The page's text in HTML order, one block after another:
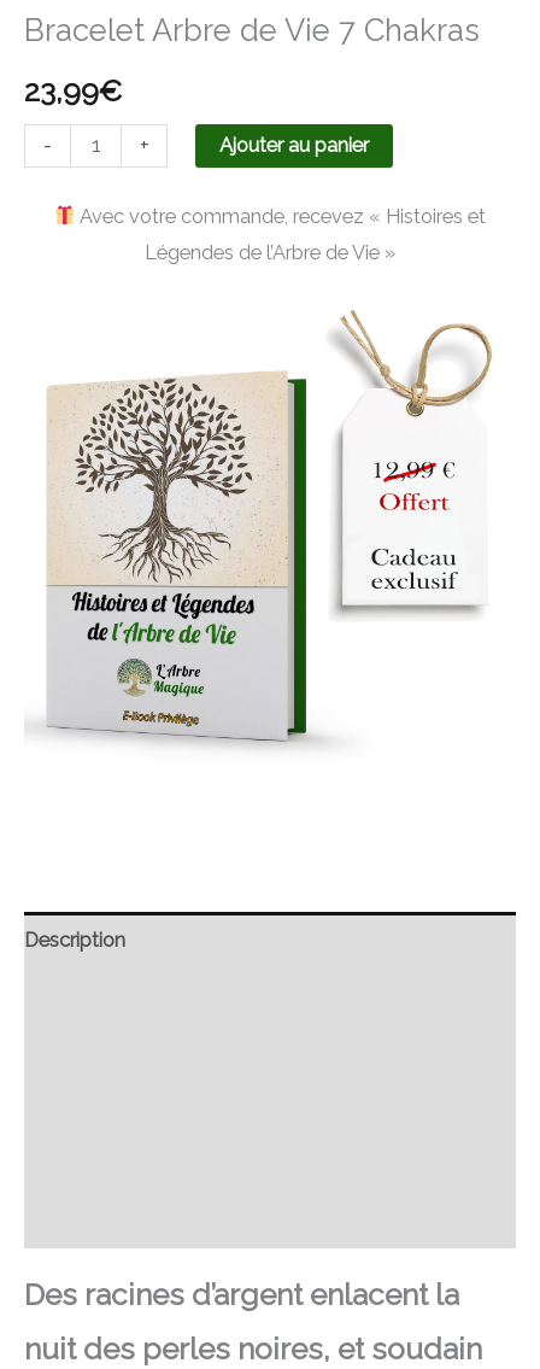
Bracelet Arbre de Vie 7 Chakras
23,99€
- + Ajouter au panier
Avec votre commande, recevez « Histoires et
Légendes de l’Arbre de Vie »
Description
Des racines d’argent enlacent la
nuit des perles noires, et soudain